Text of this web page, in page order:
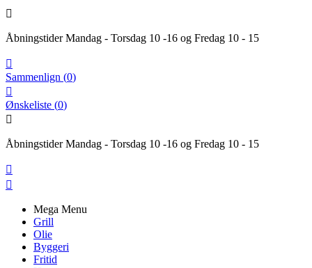

Åbningstider Mandag - Torsdag 10 -16 og Fredag 10 - 15

Sammenlign (0)

Ønskeliste (0)

Åbningstider Mandag - Torsdag 10 -16 og Fredag 10 - 15


Mega Menu
Grill
Olie
Byggeri
Fritid